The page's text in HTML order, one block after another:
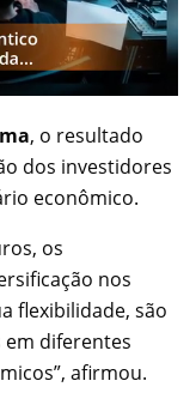
, o resultado
dos investidores
econômico.
os
nos
flexibilidade, são
diferentes
afirmou.